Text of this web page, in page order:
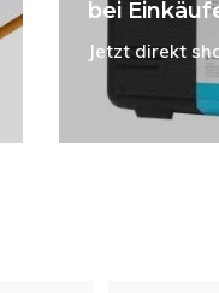
bei
Jetzt direkt